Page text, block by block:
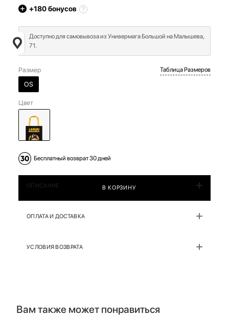
+180бонусов
Доступно для самовывоза из Универмага Большой на Малышева,
71.
Размер
OS
Таблица Размеров
Цвет
Бесплатный возврат 30 дней
В КОРЗИНУ
ОПИСАНИЕ
ОПЛАТА И ДОСТАВКА
УСЛОВИЯ ВОЗВРАТА
Вам также может понравиться